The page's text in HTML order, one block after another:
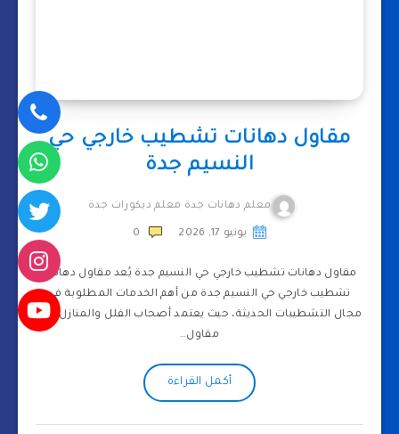
مقاول دهانات تشطيب خارجي حي
النسيم جدة
معلم دهانات جدة معلم ديكورات جدة
يونيو 17, 2026 0
مقاول دهانات تشطيب خارجي حي النسيم جدة يُعد مقاول دهانات
تشطيب خارجي حي النسيم جدة من أهم الخدمات المطلوبة في
مجال التشطيبات الحديثة، حيث يعتمد أصحاب الفلل والمنازل على
مقاول…
أكمل القراءة